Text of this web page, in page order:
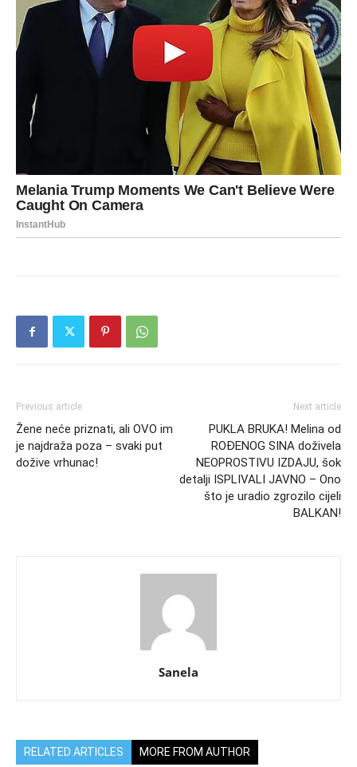
Previous article
Žene neće priznati, ali OVO im
je najdraža poza – svaki put
dožive vrhunac!
Next article
PUKLA BRUKA! Melina od
ROĐENOG SINA doživela
NEOPROSTIVU IZDAJU, šok
detalji ISPLIVALI JAVNO – Ono
što je uradio zgrozilo cijeli
BALKAN!
Sanela
RELATED ARTICLES MORE FROM AUTHOR